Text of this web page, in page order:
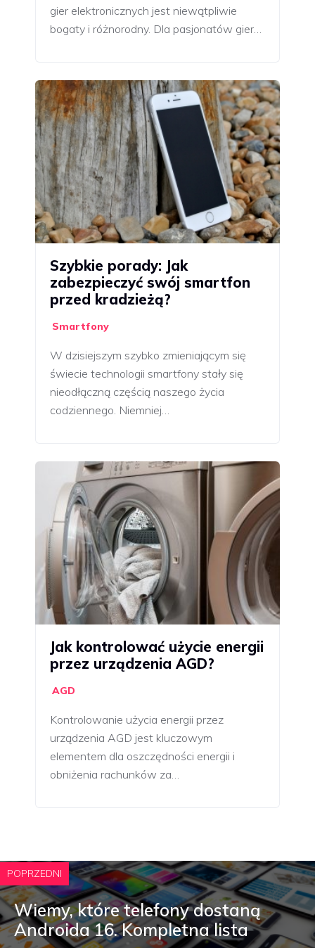
gier elektronicznych jest niewątpliwie
bogaty i różnorodny. Dla pasjonatów gier…
Szybkie porady: Jak
zabezpieczyć swój smartfon
przed kradzieżą?
Smartfony
W dzisiejszym szybko zmieniającym się
świecie technologii smartfony stały się
nieodłączną częścią naszego życia
codziennego. Niemniej…
Jak kontrolować użycie energii
przez urządzenia AGD?
AGD
Kontrolowanie użycia energii przez
urządzenia AGD jest kluczowym
elementem dla oszczędności energii i
obniżenia rachunków za…
POPRZEDNI
Wiemy, które telefony dostaną
Androida 16. Kompletna lista